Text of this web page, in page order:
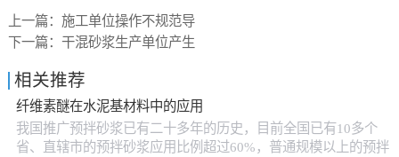
上一篇： 施工单位操作不规范导
下一篇： 干混砂浆生产单位产生
相关推荐
纤维素醚在水泥基材料中的应用
我国推广预拌砂浆已有二十多年的历史，目前全国已有10多个
省、直辖市的预拌砂浆应用比例超过60%，普通规模以上的预拌